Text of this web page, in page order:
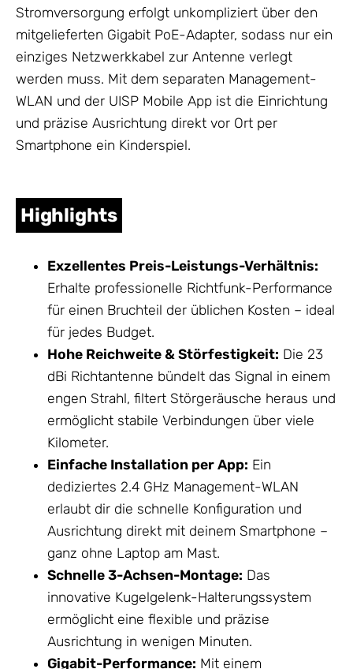
Stromversorgung erfolgt unkompliziert über den
mitgelieferten Gigabit PoE-Adapter, sodass nur ein
einziges Netzwerkkabel zur Antenne verlegt
werden muss. Mit dem separaten Management-
WLAN und der UISP Mobile App ist die Einrichtung
und präzise Ausrichtung direkt vor Ort per
Smartphone ein Kinderspiel.
Highlights
Exzellentes Preis-Leistungs-Verhältnis:
Erhalte professionelle Richtfunk-Performance
für einen Bruchteil der üblichen Kosten – ideal
für jedes Budget.
Hohe Reichweite & Störfestigkeit: Die 23
dBi Richtantenne bündelt das Signal in einem
engen Strahl, filtert Störgeräusche heraus und
ermöglicht stabile Verbindungen über viele
Kilometer.
Einfache Installation per App: Ein
dediziertes 2.4 GHz Management-WLAN
erlaubt dir die schnelle Konfiguration und
Ausrichtung direkt mit deinem Smartphone –
ganz ohne Laptop am Mast.
Schnelle 3-Achsen-Montage: Das
innovative Kugelgelenk-Halterungssystem
ermöglicht eine flexible und präzise
Ausrichtung in wenigen Minuten.
Gigabit-Performance: Mit einem